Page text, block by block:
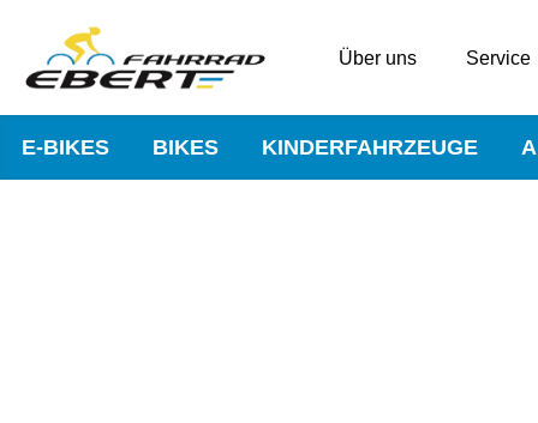
Über uns Service
E-BIKES BIKES KINDERFAHRZEUGE